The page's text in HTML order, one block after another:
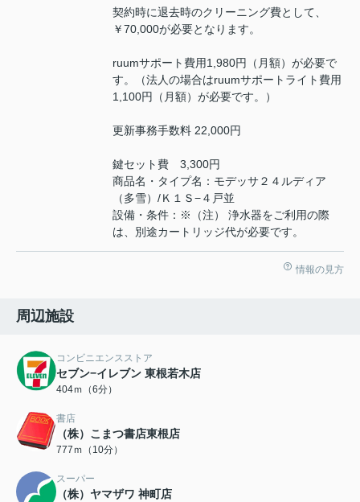
契約時に退去時のクリーニング費として、
￥70,000が必要となります。
ruumサポート費用1,980円（月額）が必要で
す。（法人の場合はruumサポートライト費用
1,100円（月額）が必要です。）
更新事務手数料 22,000円
鍵セット費 3,300円
商品名・タイプ名：モデッサ２４ルディア
（多雪）/Ｋ１Ｓ−４戸並
設備・条件：※（注） 浄水器をご利用の際
は、別途カートリッジ代が必要です。
情報の見方
周辺施設
コンビニエンスストア
セブン−イレブン 東根若木店
404ｍ（6分）
書店
（株）こまつ書店東根店
777ｍ（10分）
スーパー
（株）ヤマザワ 神町店